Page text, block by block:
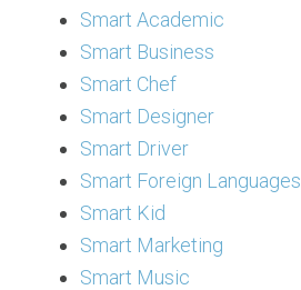
Smart Academic
Smart Business
Smart Chef
Smart Designer
Smart Driver
Smart Foreign Languages
Smart Kid
Smart Marketing
Smart Music